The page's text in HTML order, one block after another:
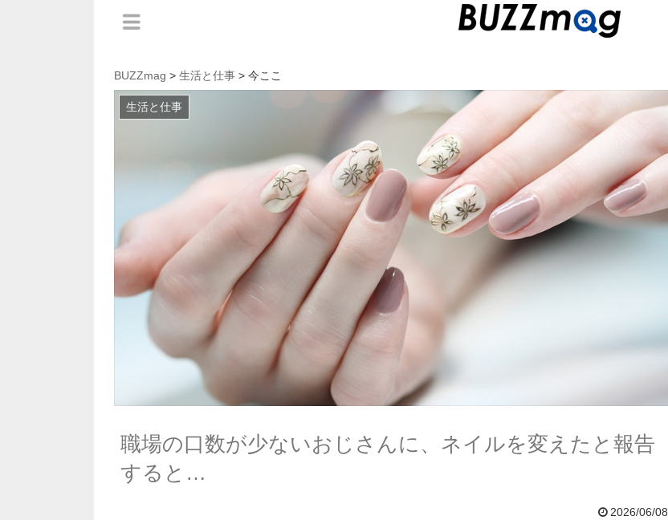
BUZZmag > 生活と仕事 > 今ここ
生活と仕事
職場の口数が少ないおじさんに、ネイルを変えたと報告
すると…
2026/06/08